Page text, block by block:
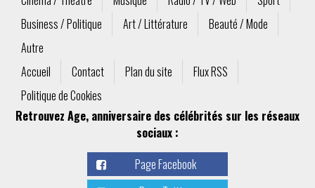
Business / Politique
Art / Littérature
Beauté / Mode
Autre
Accueil
Contact Plan du site
Flux RSS
Politique de Cookies
Retrouvez Age, anniversaire des célébrités sur les réseaux
sociaux :
Page Facebook